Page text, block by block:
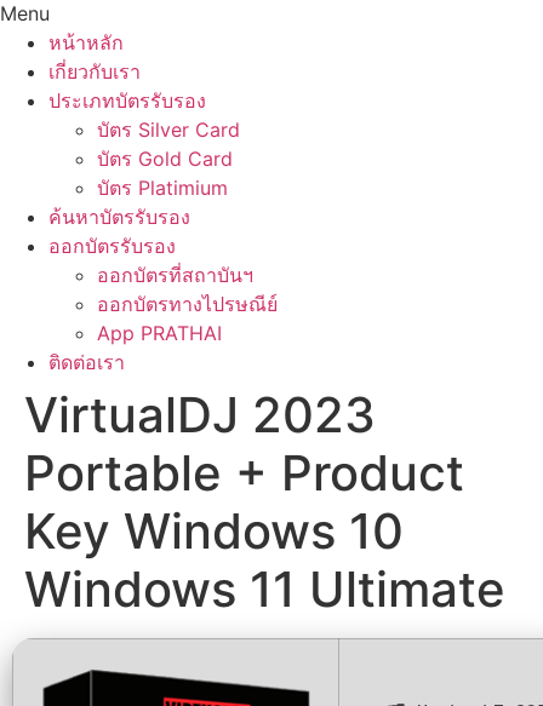
Menu
หน้าหลัก
เกี่ยวกับเรา
ประเภทบัตรรับรอง
บัตร Silver Card
บัตร Gold Card
บัตร Platimium
ค้นหาบัตรรับรอง
ออกบัตรรับรอง
ออกบัตรที่สถาบันฯ
ออกบัตรทางไปรษณีย์
App PRATHAI
ติดต่อเรา
VirtualDJ 2023
Portable + Product
Key Windows 10
Windows 11 Ultimate